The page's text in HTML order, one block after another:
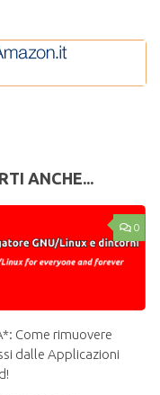
ANCHE...
0
Come rimuovere
dalle Applicazioni